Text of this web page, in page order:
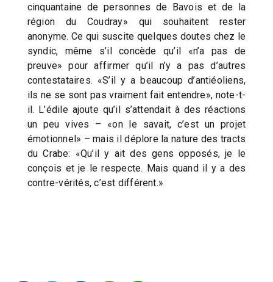
cinquantaine de personnes de Bavois et de la
région du Coudray» qui souhaitent rester
anonyme. Ce qui suscite quelques doutes chez le
syndic, même s’il concède qu’il «n’a pas de
preuve» pour affirmer qu’il n’y a pas d’autres
contestataires. «S’il y a beaucoup d’antiéoliens,
ils ne se sont pas vraiment fait entendre», note-t-
il. L’édile ajoute qu’il s’attendait à des réactions
un peu vives – «on le savait, c’est un projet
émotionnel» – mais il déplore la nature des tracts
du Crabe: «Qu’il y ait des gens opposés, je le
conçois et je le respecte. Mais quand il y a des
contre-vérités, c’est différent.»